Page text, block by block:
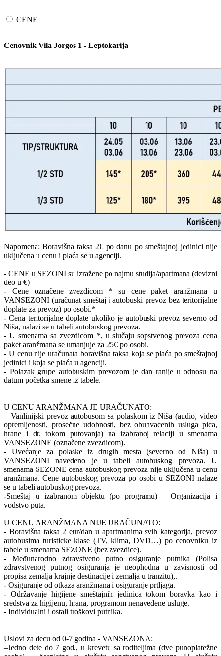
CENE
Cenovnik Vila Jorgos 1 - Leptokarija
Napomena: Boravišna taksa 2€ po danu po smeštajnoj jedinici nije
uključena u cenu i plaća se u agenciji.
- CENE u SEZONI su izražene po najmu studija/apartmana (devizni
deo u €)
- Cene označene zvezdicom * su cene paket aranžmana u
VANSEZONI (uračunat smeštaj i autobuski prevoz bez teritorijalne
doplate za prevoz) po osobi.*
- Cena teritorijalne doplate ukoliko je autobuski prevoz severno od
Niša, nalazi se u tabeli autobuskog prevoza.
- U smenama sa zvezdicom *, u slučaju sopstvenog prevoza cena
paket aranžmana se umanjuje za 25€ po osobi.
- U cenu nije uračunata boravišna taksa koja se plaća po smeštajnoj
jedinici i koja se plaća u agenciji.
- Polazak grupe autobuskim prevozom je dan ranije u odnosu na
datum početka smene iz tabele.
U CENU ARANŽMANA JE URAČUNATO:
– Vanlinijski prevoz autobusom sa polaskom iz Niša (audio, video
opremljenosti, prosečne udobnosti, bez obuhvaćenih usluga pića,
hrane i dr. tokom putovanja) na izabranoj relaciji u smenama
VANSEZONE (označene zvezdicom).
- Uvećanje za polaske iz drugih mesta (severno od Niša) u
VANSEZONI navedeno je u tabeli autobuskog prevoza. U
smenama SEZONE cena autobuskog prevoza nije uključena u cenu
aranžmana. Cene autobuskog prevoza po osobi u SEZONI nalaze
se u tabeli autobuskog prevoza.
-Smeštaj u izabranom objektu (po programu) – Organizacija i
vođstvo puta.
U CENU ARANŽMANA NIJE URAČUNATO:
- Boravišna taksa 2 eur/dan u apartmanima svih kategorija, prevoz
autobusima turisticke klase (TV, klima, DVD…) po cenovniku iz
tabele u smenama SEZONE (bez zvezdice).
- Međunarodno zdravstveno putno osiguranje putnika (Polisa
zdravstvenog putnog osiguranja je neophodna u zavisnosti od
propisa zemalja krajnje destinacije i zemalja u tranzitu),.
- Osiguranje od otkaza aranžmana i osiguranje prtljaga.
- Održavanje higijene smeštajnih jedinica tokom boravka kao i
sredstva za higijenu, hrana, programom nenavedene usluge.
- Individualni i ostali troškovi putnika.
Uslovi za decu od 0-7 godina - VANSEZONA:
–Jedno dete do 7 god., u krevetu sa roditeljima (dve punoplatežne